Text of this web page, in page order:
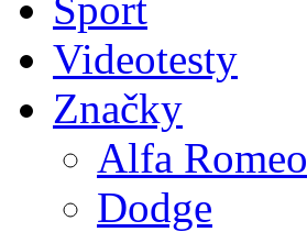
Videotesty
Značky
Alfa Romeo
Dodge